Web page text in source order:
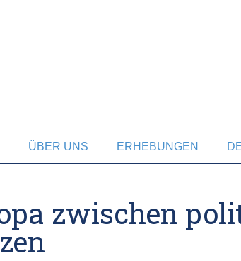
ÜBER UNS ERHEBUNGEN
zwischen